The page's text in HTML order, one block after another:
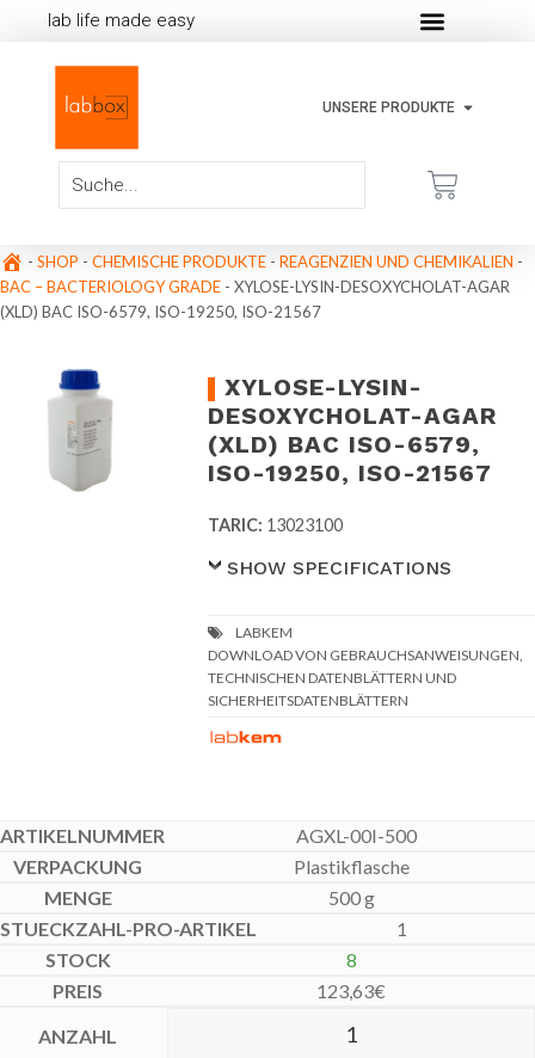
lab life made easy
UNSERE PRODUKTE
- SHOP - CHEMISCHE PRODUKTE - REAGENZIEN UND CHEMIKALIEN -
BAC – BACTERIOLOGY GRADE - XYLOSE-LYSIN-DESOXYCHOLAT-AGAR
(XLD) BAC ISO-6579, ISO-19250, ISO-21567
XYLOSE-LYSIN-
DESOXYCHOLAT-AGAR
(XLD) BAC ISO-6579,
ISO-19250, ISO-21567
TARIC: 13023100
SHOW SPECIFICATIONS
DOWNLOAD VON GEBRAUCHSANWEISUNGEN,
TECHNISCHEN DATENBLÄTTERN UND
SICHERHEITSDATENBLÄTTERN
AGXL-00I-500
Plastikflasche
500 g
1
8
123,63€